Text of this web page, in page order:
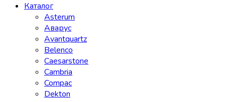
Каталог
Asterum
Аварус
Avantquartz
Belenco
Caesarstone
Cambria
Compac
Dekton